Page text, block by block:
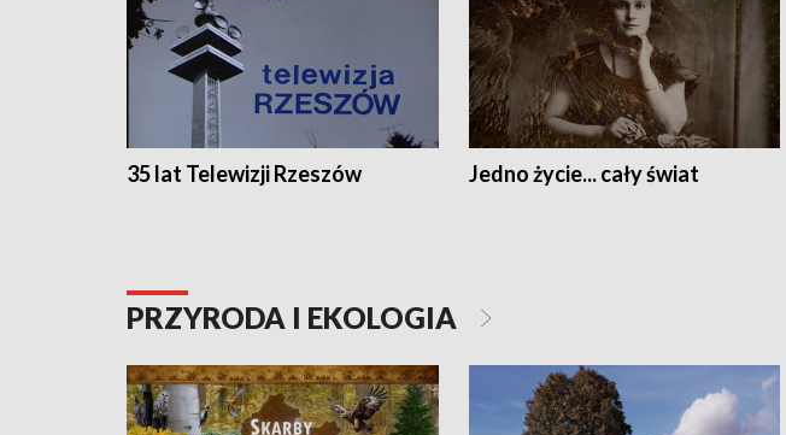
35 lat Telewizji Rzeszów Jedno życie... cały świat
PRZYRODA I EKOLOGIA